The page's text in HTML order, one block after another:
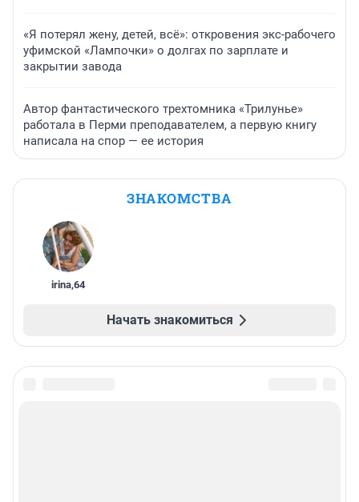
«Я потерял жену, детей, всё»: откровения экс-рабочего
уфимской «Лампочки» о долгах по зарплате и
закрытии завода
Автор фантастического трехтомника «Трилунье»
работала в Перми преподавателем, а первую книгу
написала на спор — ее история
ЗНАКОМСТВА
irina,64
Начать знакомиться